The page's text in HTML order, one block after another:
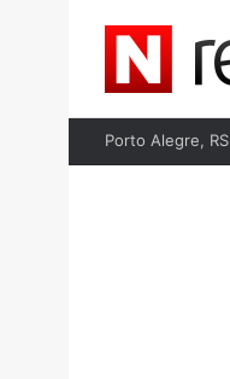
Porto Alegre, RS